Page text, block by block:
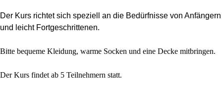
Der Kurs richtet sich speziell an die Bedürfnisse von Anfängern
und leicht Fortgeschrittenen.
Bitte bequeme Kleidung, warme Socken und eine Decke mitbringen.
Der Kurs findet ab 5 Teilnehmern statt.